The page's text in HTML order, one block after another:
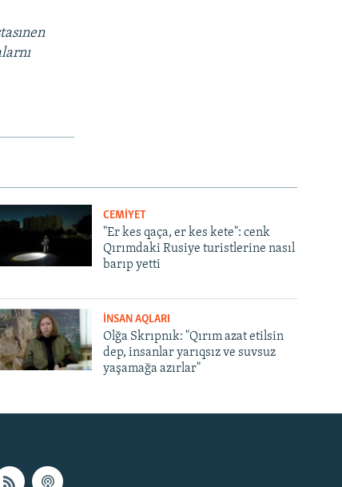
CEMİYET
"Er kes qaça, er kes kete": cenk
Qırımdaki Rusiye turistlerine nasıl
barıp yetti
İNSAN AQLARI
Olğa Skrıpnık: "Qırım azat etilsin
dep, insanlar yarıqsız ve suvsuz
yaşamağa azırlar"